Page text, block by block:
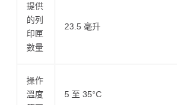
提供
的列
印匣
數量
23.5 毫升
操作
溫度
5 至 35°C